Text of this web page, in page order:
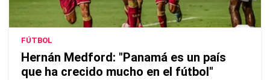
FÚTBOL
Hernán Medford: "Panamá es un país
que ha crecido mucho en el fútbol"